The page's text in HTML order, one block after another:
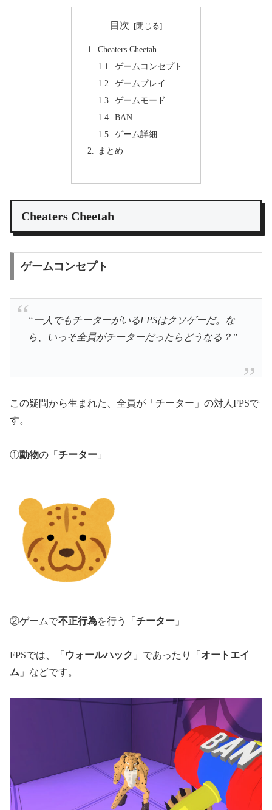
目次
Cheaters Cheetah
ゲームコンセプト
ゲームプレイ
ゲームモード
BAN
ゲーム詳細
まとめ
Cheaters Cheetah
ゲームコンセプト
“一人でもチーターがいるFPSはクソゲーだ。な
ら、いっそ全員がチーターだったらどうなる？”
この疑問から生まれた、全員が「チーター」の対人FPSで
す。
①動物の「 チーター 」
②ゲームで不正行為を行う「 チーター 」
FPSでは、「 ウォールハック 」であったり「 オートエイ
ム 」などです。